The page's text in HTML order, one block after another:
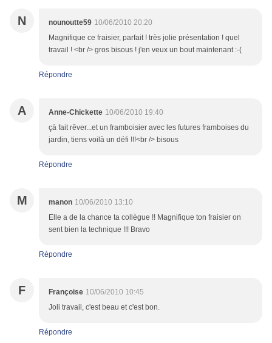
N nounoutte59 10/06/2010 20:20
Magnifique ce fraisier, parfait ! très jolie présentation ! quel
travail ! <br /> gros bisous ! j'en veux un bout maintenant :-(
Répondre
A Anne-Chickette 10/06/2010 19:40
çà fait rêver...et un framboisier avec les futures framboises du
jardin, tiens voilà un défi !!!<br /> bisous
Répondre
M manon 10/06/2010 13:10
Elle a de la chance ta collègue !! Magnifique ton fraisier on
sent bien la technique !!! Bravo
Répondre
F Françoise 10/06/2010 10:45
Joli travail, c'est beau et c'est bon.
Répondre